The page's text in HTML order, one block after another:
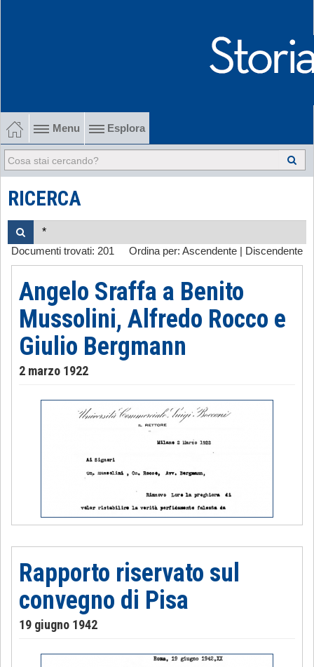
Menu Esplora
1902-1915 Gli esordi
1915-1945 Tra le due guerre
1945-1968 Dalla liberazione al '68
1968-2022 Dalla contestazione all'internazionalizzazione
RICERCA
Ordina per: Ascendente Discendente
Documenti trovati: 201
Angelo Sraffa a Benito
Mussolini, Alfredo Rocco e
Giulio Bergmann
2 marzo 1922
Rapporto riservato sul
convegno di Pisa
19 giugno 1942